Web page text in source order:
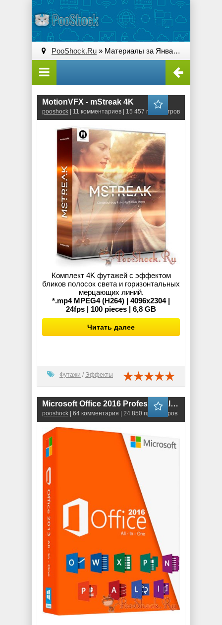
PooShock.Ru » Материалы за Январь 2018 года
MotionVFX - mStreak 4K
pooshock | 11 комментариев | 15 457 просмотров
Комплект 4K футажей с эффектом
бликов полосок света и горизонтальных
мерцающих линий.
*.mp4 MPEG4 (H264) | 4096x2304 |
24fps | 100 pieces | 6,8 GB
Читать далее
Футажи / Эффекты
Microsoft Office 2016 Professional Plus (16.0.4639.1000)
pooshock | 64 комментария | 24 850 просмотров